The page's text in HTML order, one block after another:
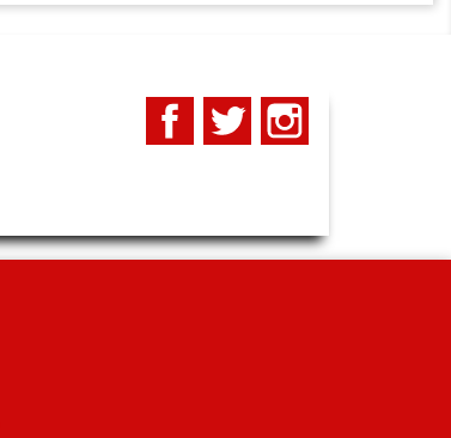
FacebookTwitter